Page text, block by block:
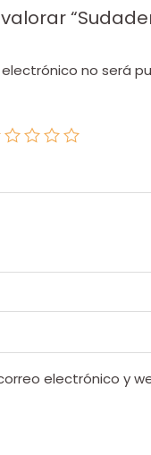
no será
electrónico y